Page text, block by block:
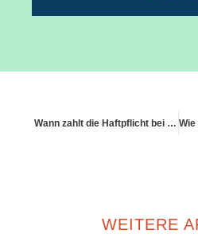
Wann zahlt die Haftpflicht bei Stolperunfällen durch Deko?
WEITERE